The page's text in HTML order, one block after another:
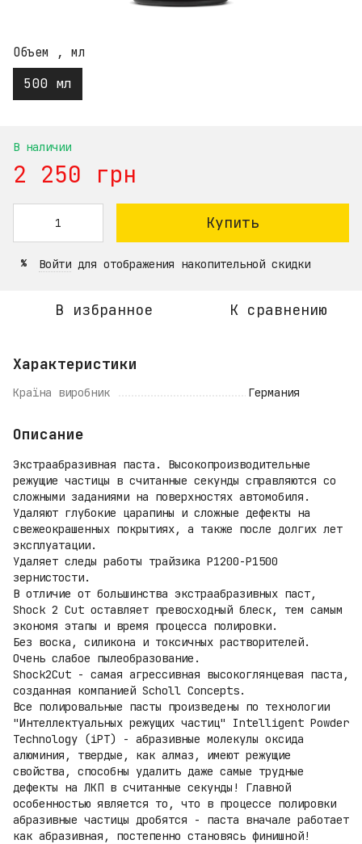
Объем , мл
500 мл
В наличии
2 250 грн
Купить
% Войти для отображения накопительной скидки
В избранное К сравнению
Характеристики
Країна виробник Германия
Описание
Экстраабразивная паста. Высокопроизводительные
режущие частицы в считанные секунды справляются со
сложными заданиями на поверхностях автомобиля.
Удаляют глубокие царапины и сложные дефекты на
свежеокрашенных покрытиях, а также после долгих лет
эксплуатации.
Удаляет следы работы трайзика Р1200-Р1500
зернистости.
В отличие от большинства экстраабразивных паст,
Shock 2 Cut оставляет превосходный блеск, тем самым
экономя этапы и время процесса полировки.
Без воска, силикона и токсичных растворителей.
Очень слабое пылеобразование.
Shock2Cut - самая агрессивная высокоглянцевая паста,
созданная компанией Scholl Concepts.
Все полировальные пасты произведены по технологии
"Интеллектуальных режущих частиц" Intelligent Powder
Technology (iPT) - абразивные молекулы оксида
алюминия, твердые, как алмаз, имеют режущие
свойства, способны удалить даже самые трудные
дефекты на ЛКП в считанные секунды! Главной
особенностью является то, что в процессе полировки
абразивные частицы дробятся - паста вначале работает
как абразивная, постепенно становясь финишной!